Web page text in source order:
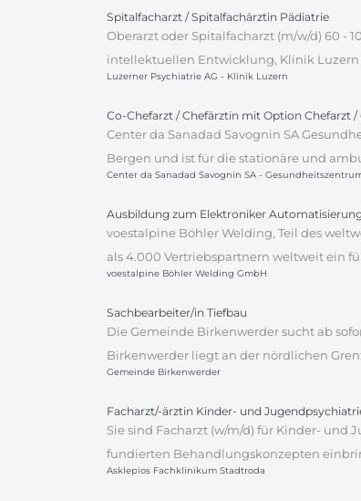
Spitalfacharzt / Spitalfachärztin Pädiatrie
Oberarzt oder Spitalfacharzt (m/w/d) 60 -
intellektuellen Entwicklung, Klinik Luzern
Luzerner Psychiatrie AG - Klinik Luzern
Co-Chefarzt / Chefärztin mit Option Chefarzt
Center da Sanadad Savognin SA
Bergen und ist für die stationäre und
Center da Sanadad Savognin SA -
Ausbildung zum Elektroniker
voestalpine Böhler Welding, Teil des
als 4.000 Vertriebspartnern weltweit ein
voestalpine Böhler Welding GmbH
Sachbearbeiter/in Tiefbau
Die Gemeinde Birkenwerder sucht ab
Birkenwerder liegt an der nördlichen
Gemeinde Birkenwerder
Facharzt/-ärztin Kinder- und
Sie sind Facharzt (w/m/d) für Kinder-
fundierten Behandlungskonzepten
Asklepios Fachklinikum Stadtroda